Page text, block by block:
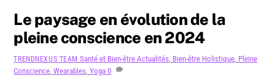
Le paysage en évolution de la
pleine conscience en 2024
TRENDNEXUS TEAM Santé et Bien-être Actualités, Bien-être Holistique, Pleine
Conscience,Wearables,Yoga 0